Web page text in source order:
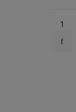
1